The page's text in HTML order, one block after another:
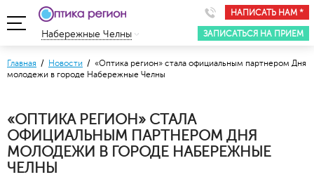
НАПИСАТЬ НАМ *
ЗАПИСАТЬСЯ НА ПРИЕМ
Набережные Челны
Главная / Новости / «Оптика регион» стала официальным партнером Дня
молодежи в городе Набережные Челны
«ОПТИКА РЕГИОН» СТАЛА
ОФИЦИАЛЬНЫМ ПАРТНЕРОМ ДНЯ
МОЛОДЕЖИ В ГОРОДЕ НАБЕРЕЖНЫЕ
ЧЕЛНЫ